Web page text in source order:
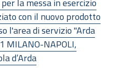
con il nuovo prodotto
l'area di servizio "Arda
MILANO-NAPOLI,
d’Arda